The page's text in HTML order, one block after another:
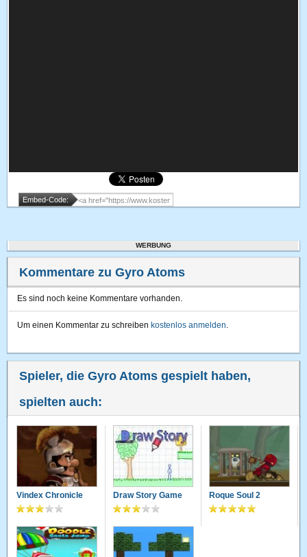
Embed-Code:
WERBUNG
Kommentare zu Gyro Atoms
Es sind noch keine Kommentare vorhanden.
Um einen Kommentar zu schreiben kostenlos anmelden.
Spieler, die Gyro Atoms gespielt haben,
spielten auch:
Vindex Chronicle Draw Story Game Roque Soul 2